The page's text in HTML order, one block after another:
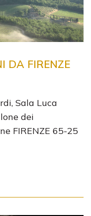
DA FIRENZE
Sala Luca
dei
FIRENZE 65-25